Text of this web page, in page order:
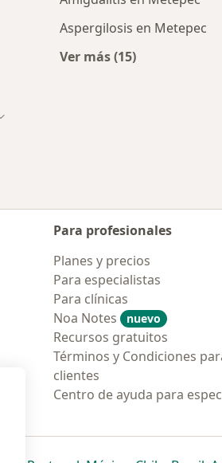
Aspergilosis en Metepec
Ver más (15)
de ciudad
Para profesionales
Planes y precios
Para especialistas
Para clínicas
Noa Notes
nuevo
Recursos gratuitos
Términos y Condiciones
clientes
Centro de ayuda para